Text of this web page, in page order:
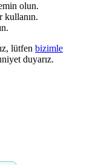
olun.
kullanın.
lütfen bizimle
duyarız.